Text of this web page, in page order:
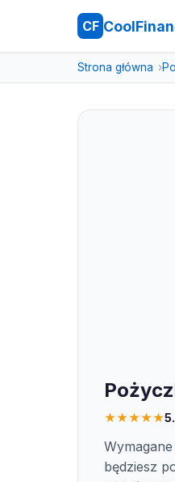
CF
Strona główna
★★★★★
będziesz